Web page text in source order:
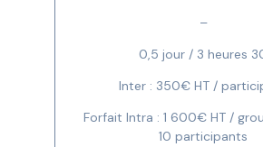
–
0,5 jour / 3 heures
Inter : 350€ HT /
Forfait Intra : 1 600€ HT /
10 participants